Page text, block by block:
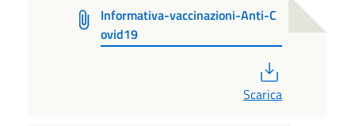
Informativa-vaccinazioni-Anti-C
ovid19
Scarica